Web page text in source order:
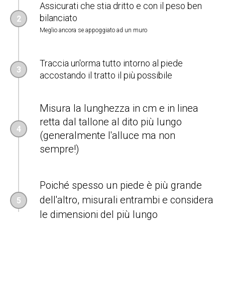
Assicurati che stia dritto e con il peso ben
bilanciato
Meglio ancora se appoggiato ad un muro
Traccia un'orma tutto intorno al piede
accostando il tratto il più possibile
Misura la lunghezza in cm e in linea
retta dal tallone al dito più lungo
(generalmente l'alluce ma non
sempre!)
Poiché spesso un piede è più grande
dell'altro, misurali entrambi e considera
le dimensioni del più lungo